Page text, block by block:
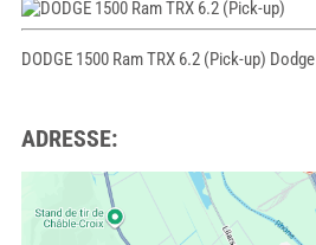
DODGE 1500 Ram TRX 6.2 (Pick-up) Dodge
ADRESSE: